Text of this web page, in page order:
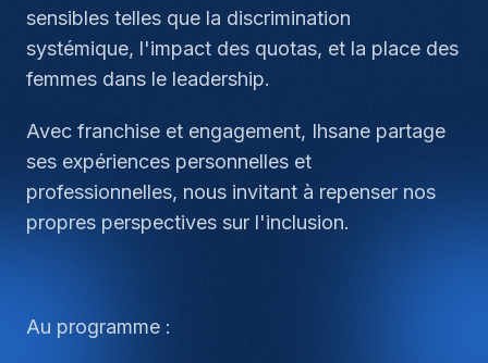
sensibles telles que la discrimination
systémique, l'impact des quotas, et la place des
femmes dans le leadership.
Avec franchise et engagement, Ihsane partage
ses expériences personnelles et
professionnelles, nous invitant à repenser nos
propres perspectives sur l'inclusion.
Au programme :